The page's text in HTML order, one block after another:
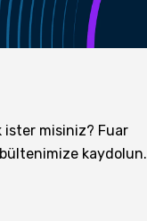
ister misiniz? Fuar
kaydolun.